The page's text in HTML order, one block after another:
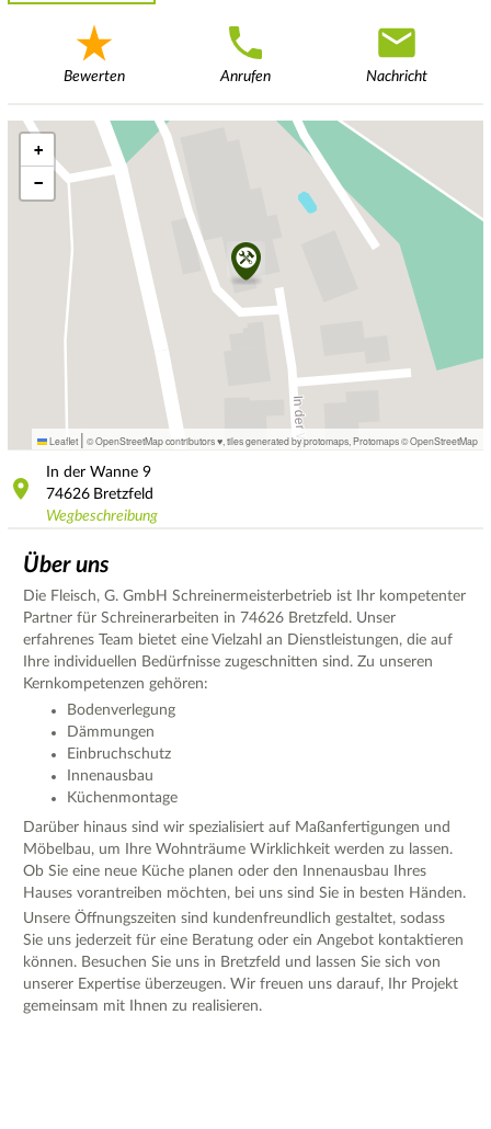
Bewerten Anrufen Nachricht
+
−
Leaflet | © OpenStreetMap contributors ♥, tiles generated by protomaps Protomaps©OpenStreetMap
In der Wanne 9
74626 Bretzfeld
Wegbeschreibung
Über uns
Die Fleisch, G. GmbH Schreinermeisterbetrieb ist Ihr kompetenter
Partner für Schreinerarbeiten in 74626 Bretzfeld. Unser
erfahrenes Team bietet eine Vielzahl an Dienstleistungen, die auf
Ihre individuellen Bedürfnisse zugeschnitten sind. Zu unseren
Kernkompetenzen gehören:
Bodenverlegung
Dämmungen
Einbruchschutz
Innenausbau
Küchenmontage
Darüber hinaus sind wir spezialisiert auf Maßanfertigungen und
Möbelbau, um Ihre Wohnträume Wirklichkeit werden zu lassen.
Ob Sie eine neue Küche planen oder den Innenausbau Ihres
Hauses vorantreiben möchten, bei uns sind Sie in besten Händen.
Unsere Öffnungszeiten sind kundenfreundlich gestaltet, sodass
Sie uns jederzeit für eine Beratung oder ein Angebot kontaktieren
können. Besuchen Sie uns in Bretzfeld und lassen Sie sich von
unserer Expertise überzeugen. Wir freuen uns darauf, Ihr Projekt
gemeinsam mit Ihnen zu realisieren.